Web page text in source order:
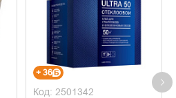
+ 36
Код: 2501342